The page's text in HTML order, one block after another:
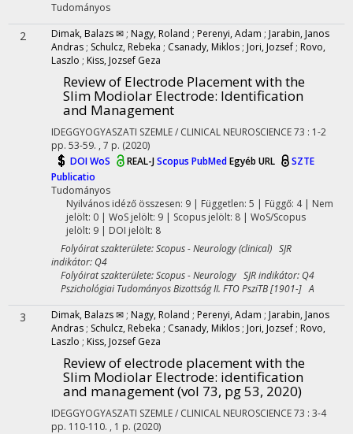
Tudományos
2 Dimak, Balazs ✉ ; Nagy, Roland ; Perenyi, Adam ; Jarabin, Janos
Andras ; Schulcz, Rebeka ; Csanady, Miklos ; Jori, Jozsef ; Rovo,
Laszlo ; Kiss, Jozsef Geza
Review of Electrode Placement with the
Slim Modiolar Electrode: Identification
and Management
IDEGGYOGYASZATI SZEMLE / CLINICAL NEUROSCIENCE73 : 1-2
pp. 53-59. , 7 p. (2020)
DOIWoS REAL-JScopus PubMedEgyéb URL
SZTE
Publicatio
Tudományos
Nyilvános idéző összesen: 9| Független: 5 | Függő: 4 | Nem
jelölt: 0 | WoS jelölt: 9 | Scopus jelölt: 8 | WoS/Scopus
jelölt: 9 | DOI jelölt: 8
Folyóirat szakterülete: Scopus - Neurology (clinical) SJR
indikátor: Q4
Folyóirat szakterülete: Scopus - Neurology SJR indikátor: Q4
Pszichológiai Tudományos Bizottság II. FTO PsziTB [1901-] A
3 Dimak, Balazs ✉ ; Nagy, Roland ; Perenyi, Adam ; Jarabin, Janos
Andras ; Schulcz, Rebeka ; Csanady, Miklos ; Jori, Jozsef ; Rovo,
Laszlo ; Kiss, Jozsef Geza
Review of electrode placement with the
Slim Modiolar Electrode: identification
and management (vol 73, pg 53, 2020)
IDEGGYOGYASZATI SZEMLE / CLINICAL NEUROSCIENCE73 : 3-4
pp. 110-110. , 1 p. (2020)